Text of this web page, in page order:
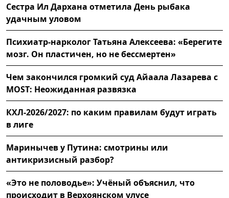
Сестра Ил Дархана отметила День рыбака
удачным уловом
Психиатр-нарколог Татьяна Алексеева: «Берегите
мозг. Он пластичен, но не бессмертен»
Чем закончился громкий суд Айаала Лазарева с
MOST: Неожиданная развязка
КХЛ-2026/2027: по каким правилам будут играть
в лиге
Маринычев у Путина: смотрины или
антикризисный разбор?
«Это не половодье»: Учёный объяснил, что
происходит в Верхоянском улусе